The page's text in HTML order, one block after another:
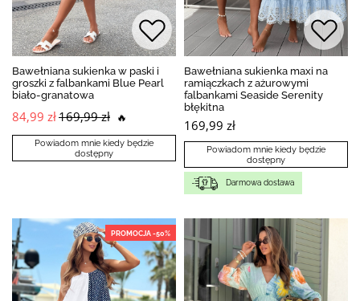
Bawełniana sukienka w paski i
groszki z falbankami Blue Pearl
biało-granatowa
84,99 zł169,99 zł 🔥
Powiadom mnie kiedy będzie
dostępny
Bawełniana sukienka maxi na
ramiączkach z ażurowymi
falbankami Seaside Serenity
błękitna
169,99 zł
Powiadom mnie kiedy będzie
dostępny
Darmowa dostawa
PROMOCJA -50%